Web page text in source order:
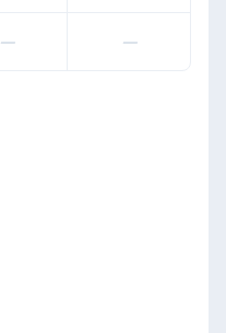
— —